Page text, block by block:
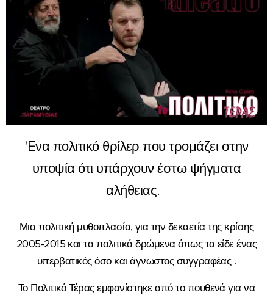
'Eνα πολιτικό θρίλερ που τρομάζει στην
υποψία ότι υπάρχουν έστω ψήγματα
αλήθειας.
Μια πολιτική μυθοπλασία, για την δεκαετία της κρίσης
2005-2015 και τα πολιτικά δρώμενα όπως τα είδε ένας
υπερβατικός όσο και άγνωστος συγγραφέας .
Το Πολιτικό Τέρας εμφανίστηκε από το πουθενά για να